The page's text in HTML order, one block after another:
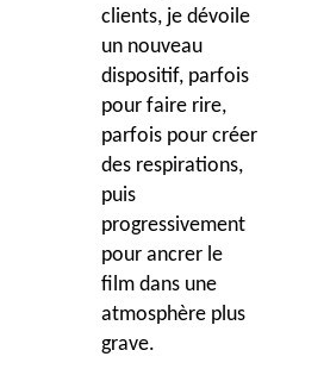
clients, je dévoile
un nouveau
dispositif, parfois
pour faire rire,
parfois pour créer
des respirations,
puis
progressivement
pour ancrer le
film dans une
atmosphère plus
grave.